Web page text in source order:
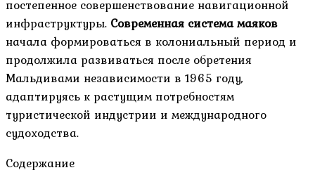
постепенное совершенствование навигационной
инфраструктуры. Современная система маяков
начала формироваться в колониальный период и
продолжила развиваться после обретения
Мальдивами независимости в 1965 году,
адаптируясь к растущим потребностям
туристической индустрии и международного
судоходства.
Содержание